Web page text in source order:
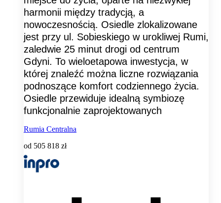
harmonii między tradycją, a
nowoczesnością. Osiedle zlokalizowane
jest przy ul. Sobieskiego w urokliwej Rumi,
zaledwie 25 minut drogi od centrum
Gdyni. To wieloetapowa inwestycja, w
której znaleźć można liczne rozwiązania
podnoszące komfort codziennego życia.
Osiedle przewiduje idealną symbiozę
funkcjonalnie zaprojektowanych
Rumia Centralna
od 505 818 zł